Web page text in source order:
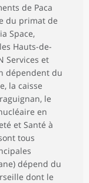
de Paca
du primat de
Space,
Hauts-de-
Services et
dépendent du
la caisse
le
en
et Santé à
tous
dépend du
dont le